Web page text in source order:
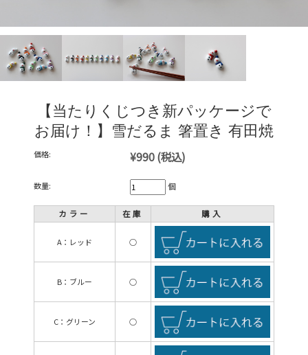
【当たりくじつき新パッケージで
お届け！】雪だるま 箸置き 有田焼
価格: ¥990(税込)
数量: 個
カラー 在庫 購入
A：レッド ○
B：ブルー ○
C：グリーン ○